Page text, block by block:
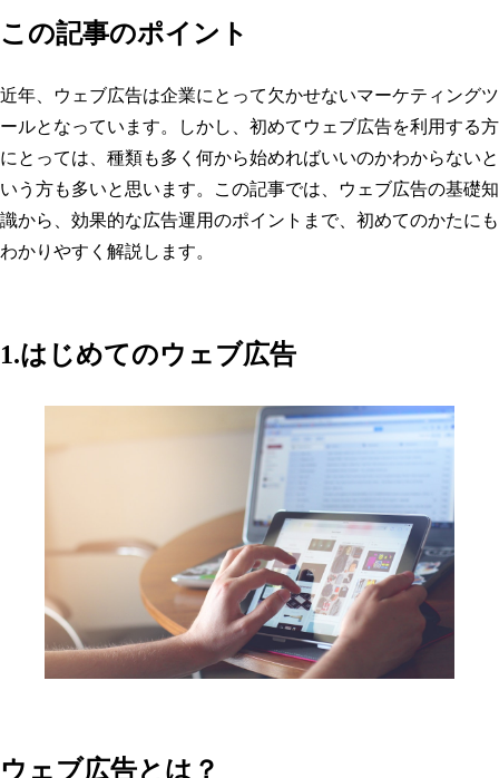
この記事のポイント
近年、ウェブ広告は企業にとって欠かせないマーケティングツ
ールとなっています。しかし、初めてウェブ広告を利用する方
にとっては、種類も多く何から始めればいいのかわからないと
いう方も多いと思います。この記事では、ウェブ広告の基礎知
識から、効果的な広告運用のポイントまで、初めてのかたにも
わかりやすく解説します。
1.はじめてのウェブ広告
ウェブ広告とは？